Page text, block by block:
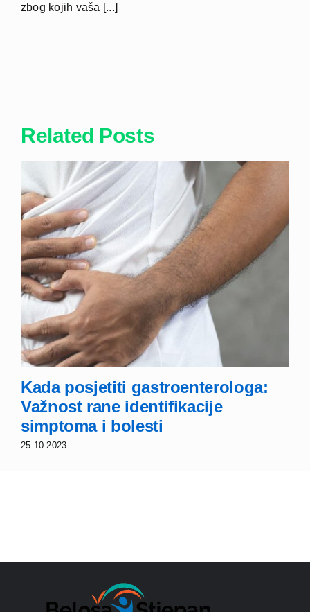
zbog kojih vaša [...]
Related Posts
Kada posjetiti gastroenterologa:
Važnost rane identifikacije
simptoma i bolesti
25.10.2023